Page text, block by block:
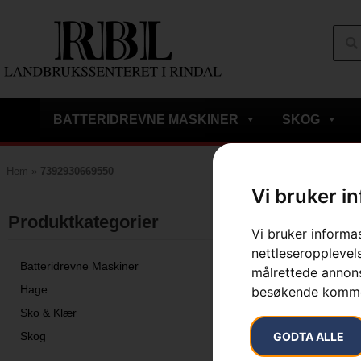
Vi bruker
Vi bruker
målrettede
besøkende
GODTA ALLE
BATTERIDREVNE MASKINER SKOG
Hem » 7392930669550
Produktkategorier​
Batteridrevne Maskiner
Hage
Sko & Klær
Skog